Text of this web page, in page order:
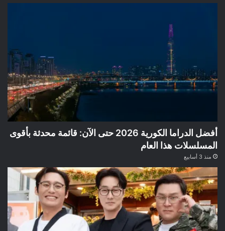
أفضل الدراما الكورية 2026 حتى الآن: قائمة محدثة بأقوى
المسلسلات هذا العام
منذ 3 أسابيع